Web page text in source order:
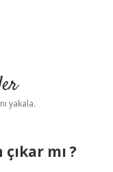
yakala.
mı ?